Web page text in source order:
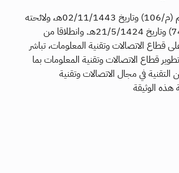
بناء على نظام الاتصالات وتقنية المعلومات الصادر بالمرسوم الملكي رقم (م/106) وتاريخ 02/11/1443هـ، ولائحته
التنفيذية (اللائحة) وبموجب تنظيمها الصادر بقرار مجلس الوزراء رقم (74) وتاريخ 21/5/1424هـ. وانطلاقا من
قطاع الاتصالات وتقنية المعلومات، تباشر
قطاع الاتصالات وتقنية المعلومات بما
في مجال الاتصالات وتقنية
الوثيقة